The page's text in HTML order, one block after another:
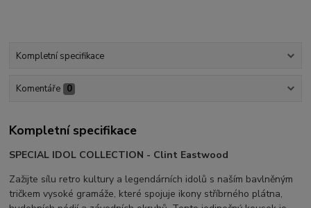
Kompletní specifikace
Komentáře 0
Kompletní specifikace
SPECIAL IDOL COLLECTION - Clint Eastwood
Zažijte sílu retro kultury a legendárních idolů s naším bavlněným
tričkem vysoké gramáže, které spojuje ikony stříbrného plátna,